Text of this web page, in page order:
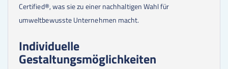
Certified®, was sie zu einer nachhaltigen Wahl für
umweltbewusste Unternehmen macht.
Individuelle
Gestaltungsmöglichkeiten